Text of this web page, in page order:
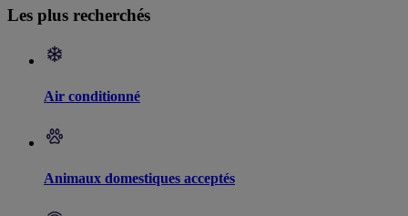
Les plus recherchés
Air conditionné
Animaux domestiques acceptés